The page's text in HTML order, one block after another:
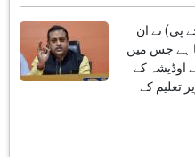
سمبت پاترا
پی) نے ان
ہے جس میں
تعلیم کے